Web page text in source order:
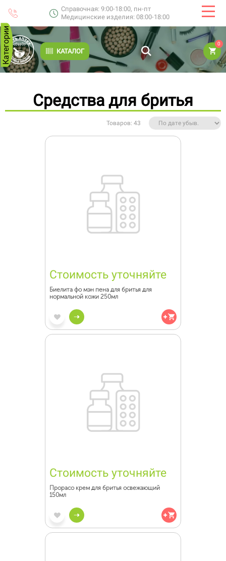
Справочная: 9:00-18:00, пн-пт
Медицинские изделия: 08:00-18:00
КАТАЛОГ
0
Категории
Средства для бритья
Товаров: 43
Стоимость уточняйте
Биелита фо мэн пена для бритья для
нормальной кожи 250мл
Стоимость уточняйте
Прорасо крем для бритья освежающий
150мл